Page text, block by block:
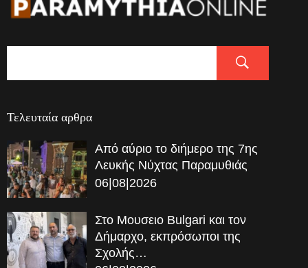
Τελευταία αρθρα
Από αύριο το διήμερο της 7ης
Λευκής Νύχτας Παραμυθιάς
06|08|2026
Στο Μουσειο Bulgari και τον
Δήμαρχο, εκπρόσωποι της
Σχολής…